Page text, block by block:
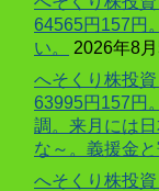
64565円157円
い。
2026年8月
へそくり株投
63995円157円
調。来月には
な～。義援金と
へそくり株投